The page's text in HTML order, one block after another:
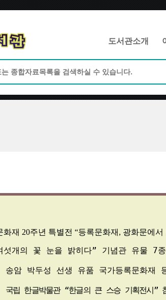
도서관소개
화재 20주년 특별전 “등록문화재 , 광화문에서
섯개의 꽃 눈을 밝히다” 기념관 유물 7
송암 박두성 선생 유품 국가등록문화재
국립 한글박물관 “한글의 큰 스승 기획전시”